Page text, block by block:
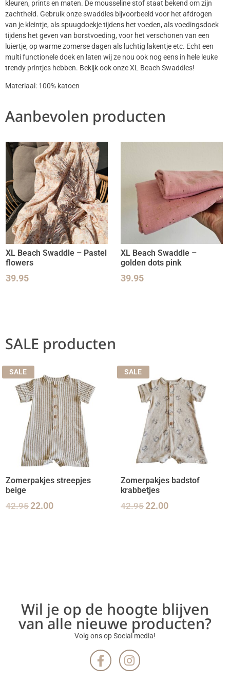
kleuren, prints en maten. De mousseline stof staat bekend om zijn
zachtheid. Gebruik onze swaddles bijvoorbeeld voor het afdrogen
van je kleintje, als spuugdoekje tijdens het voeden, als voedingsdoek
tijdens het geven van borstvoeding, voor het verschonen van een
luiertje, op warme zomerse dagen als luchtig lakentje etc. Echt een
multi functionele doek en laten wij ze nou ook nog eens in hele leuke
trendy printjes hebben. Bekijk ook onze XL Beach Swaddles!
Materiaal: 100% katoen
Aanbevolen producten
XL Beach Swaddle – Pastel
flowers
39.95
XL Beach Swaddle –
golden dots pink
39.95
SALE producten
SALE
Zomerpakjes streepjes
beige
42.9522.00
SALE
Zomerpakjes badstof
krabbetjes
42.9522.00
Wil je op de hoogte blijven
van alle nieuwe producten?
Volg ons op Social media!